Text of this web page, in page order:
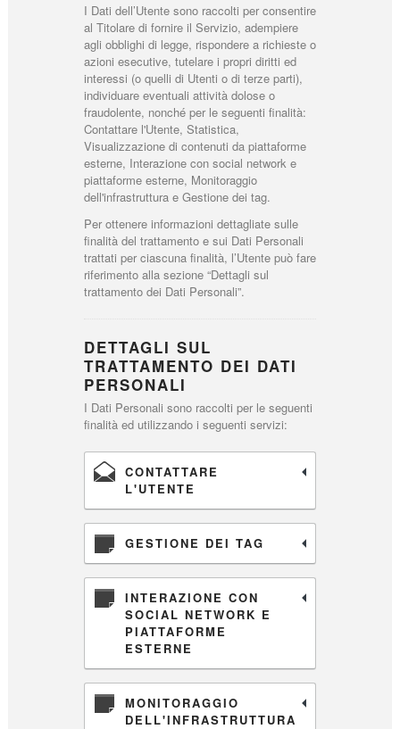
I Dati dell’Utente sono raccolti per consentire
al Titolare di fornire il Servizio, adempiere
agli obblighi di legge, rispondere a richieste o
azioni esecutive, tutelare i propri diritti ed
interessi (o quelli di Utenti o di terze parti),
individuare eventuali attività dolose o
fraudolente, nonché per le seguenti finalità:
Contattare l'Utente, Statistica,
Visualizzazione di contenuti da piattaforme
esterne, Interazione con social network e
piattaforme esterne, Monitoraggio
dell'infrastruttura e Gestione dei tag.
Per ottenere informazioni dettagliate sulle
finalità del trattamento e sui Dati Personali
trattati per ciascuna finalità, l’Utente può fare
riferimento alla sezione “Dettagli sul
trattamento dei Dati Personali”.
DETTAGLI SUL
TRATTAMENTO DEI DATI
PERSONALI
I Dati Personali sono raccolti per le seguenti
finalità ed utilizzando i seguenti servizi:
CONTATTARE
L'UTENTE
GESTIONE DEI TAG
INTERAZIONE CON
SOCIAL NETWORK E
PIATTAFORME
ESTERNE
MONITORAGGIO
DELL'INFRASTRUTTURA